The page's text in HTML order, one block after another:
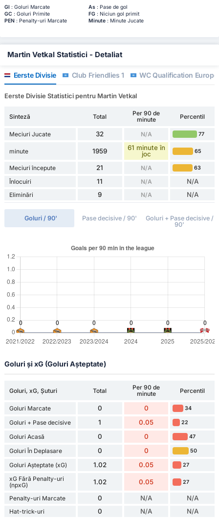
Gl : Goluri Marcate As: Pase de gol
GC : Goluri Primite FG: Niciun gol primit
PEN: Penalty-uri Marcate Minute: Minute Jucate
Martin Vetkal Statistici - Detaliat
Eerste Divisie Club Friendlies 1 WC Qualification Europe
Eerste Divisie Statistici pentru Martin Vetkal
Sinteză Total
Per 90 de
minute
Percentil
Meciuri Jucate 32 N/A 77
minute 1959
61 minute în
joc
65
Meciuri începute 21 N/A 63
Înlocuiri 11 N/A N/A
Eliminări 9 N/A N/A
Goluri / 90' Pase decisive / 90'
Goluri + Pase decisive /
90'
Goluri și xG (Goluri Așteptate)
Goluri, xG, Șuturi Total
Per 90 de
minute
Percentil
Goluri Marcate 0 0 34
Goluri + Pase decisive 1 0.05 22
Goluri Acasă 0 0 47
Goluri În Deplasare 0 0 50
Goluri Așteptate (xG) 1.02 0.05 27
xG Fără Penalty-uri
(npxG)
1.02 0.05 27
Penalty-uri Marcate 0 N/A N/A
Hat-trick-uri 0 N/A N/A